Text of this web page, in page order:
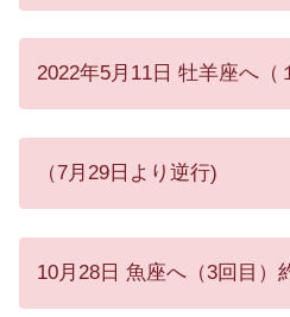
2022年5月11日 牡羊座へ（
（7月29日より逆行)
10月28日 魚座へ（3回目）